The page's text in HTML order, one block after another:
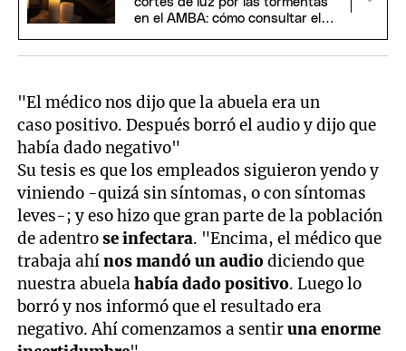
en el AMBA: cómo consultar el
"El médico nos dijo que la abuela era un
caso positivo. Después borró el audio y dijo que
había dado negativo"
Su tesis es que los empleados siguieron yendo y
viniendo -quizá sin síntomas, o con síntomas
leves-; y eso hizo que gran parte de la población
de adentrose infectara. "Encima, el médico que
trabaja ahínos mandó un audiodiciendo que
nuestra abuelahabía dado positivo. Luego lo
borró y nos informó que el resultado era
negativo. Ahí comenzamos a sentiruna enorme